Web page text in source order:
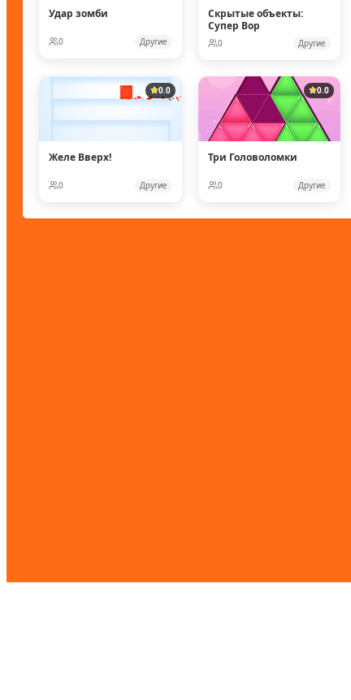
Удар зомби
0 Другие
Скрытые объекты:
Супер Вор
0 Другие
0.0
Желе Вверх!
0 Другие
0.0
Три Головоломки
0 Другие